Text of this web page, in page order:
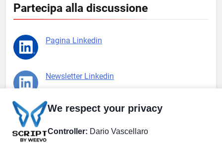
Partecipa alla discussione
Pagina Linkedin
Newsletter Linkedin
Gruppo Linkedin
We respect your privacy
Controller: Dario Vascellaro